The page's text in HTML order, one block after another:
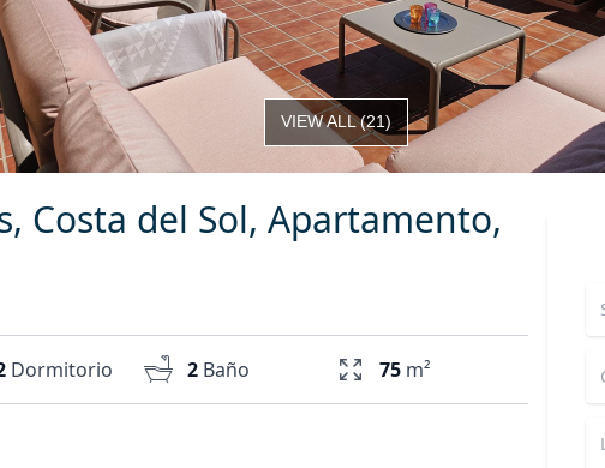
VIEW ALL(21)
Costa del Sol, Apartamento,
Dormitorio 2 Baño 75 m²